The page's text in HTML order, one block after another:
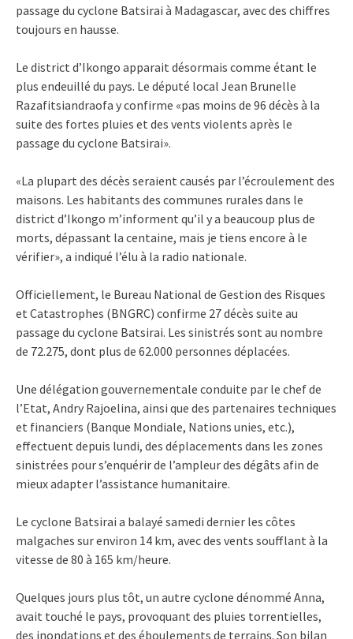
passage du cyclone Batsirai à Madagascar, avec des chiffres
toujours en hausse.
Le district d’Ikongo apparait désormais comme étant le
plus endeuillé du pays. Le député local Jean Brunelle
Razafitsiandraofa y confirme «pas moins de 96 décès à la
suite des fortes pluies et des vents violents après le
passage du cyclone Batsirai».
«La plupart des décès seraient causés par l’écroulement des
maisons. Les habitants des communes rurales dans le
district d’Ikongo m’informent qu’il y a beaucoup plus de
morts, dépassant la centaine, mais je tiens encore à le
vérifier», a indiqué l’élu à la radio nationale.
Officiellement, le Bureau National de Gestion des Risques
et Catastrophes (BNGRC) confirme 27 décès suite au
passage du cyclone Batsirai. Les sinistrés sont au nombre
de 72.275, dont plus de 62.000 personnes déplacées.
Une délégation gouvernementale conduite par le chef de
l’Etat, Andry Rajoelina, ainsi que des partenaires techniques
et financiers (Banque Mondiale, Nations unies, etc.),
effectuent depuis lundi, des déplacements dans les zones
sinistrées pour s’enquérir de l’ampleur des dégâts afin de
mieux adapter l’assistance humanitaire.
Le cyclone Batsirai a balayé samedi dernier les côtes
malgaches sur environ 14 km, avec des vents soufflant à la
vitesse de 80 à 165 km/heure.
Quelques jours plus tôt, un autre cyclone dénommé Anna,
avait touché le pays, provoquant des pluies torrentielles,
des inondations et des éboulements de terrains. Son bilan